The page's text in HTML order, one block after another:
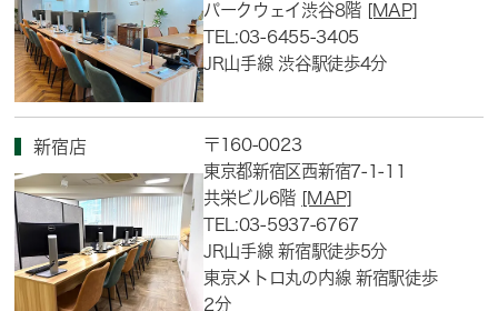
パークウェイ渋谷8階 [MAP]
TEL:03-6455-3405
JR山手線 渋谷駅徒歩4分
新宿店
〒160-0023
東京都新宿区西新宿7-1-11
共栄ビル6階 [MAP]
TEL:03-5937-6767
JR山手線 新宿駅徒歩5分
東京メトロ丸の内線 新宿駅徒歩
2分